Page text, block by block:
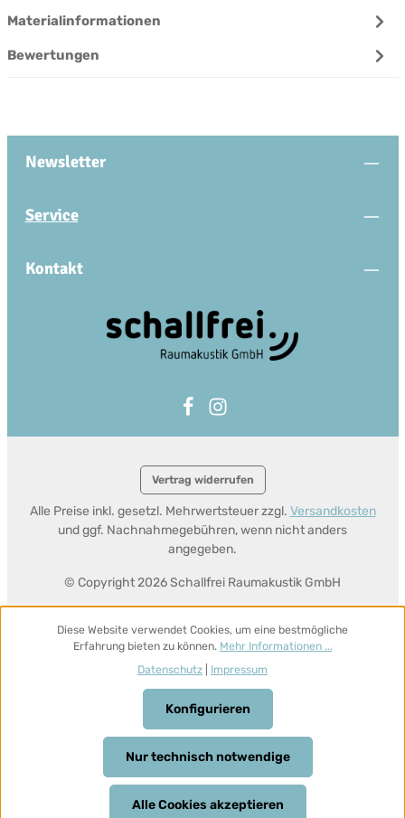
Materialinformationen
Bewertungen
Newsletter
Service
Kontakt
Vertrag widerrufen
© Copyright 2026 Schallfrei Raumakustik GmbH
Alle Preise inkl. gesetzl. Mehrwertsteuer zzgl. Versandkosten
und ggf. Nachnahmegebühren, wenn nicht anders
angegeben.
Diese Website verwendet Cookies, um eine bestmögliche
Erfahrung bieten zu können. Mehr Informationen ...
Datenschutz
Impressum
Nur technisch notwendige
Konfigurieren
Alle Cookies akzeptieren